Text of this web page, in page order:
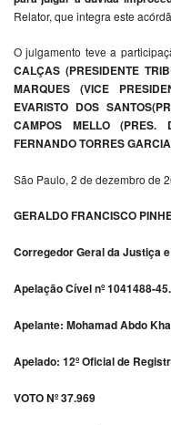
Relator, que integra este
O julgamento teve a
CALÇAS (PRESIDENTE
MARQUES (VICE
EVARISTO DOS
CAMPOS MELLO
FERNANDO TORRES
São Paulo, 2 de dezembro de
GERALDO FRANCISCO
Corregedor Geral da Justiça
Apelação Cível nº 1041488-
Apelante: Mohamad Abdo
Apelado: 12º Oficial de
VOTO Nº 37.969